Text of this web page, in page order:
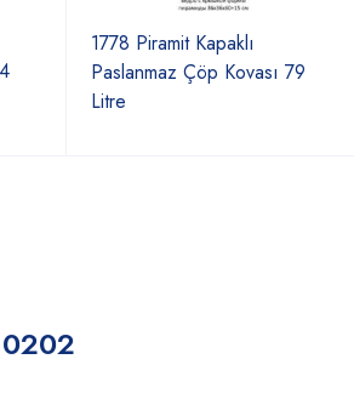
1778 Piramit Kapaklı
Paslanmaz Çöp Kovası 79
Litre